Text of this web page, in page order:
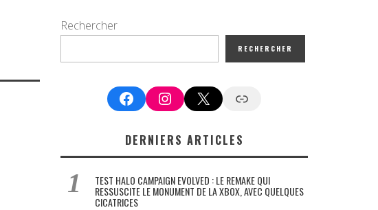
Rechercher
RECHERCHER
FacebookInstagram
X Google News
DERNIERS ARTICLES
TEST HALO CAMPAIGN EVOLVED : LE REMAKE QUI
RESSUSCITE LE MONUMENT DE LA XBOX, AVEC QUELQUES
CICATRICES